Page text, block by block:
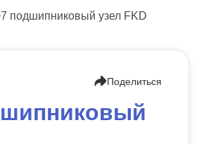
подшипниковый узел FKD
Поделиться